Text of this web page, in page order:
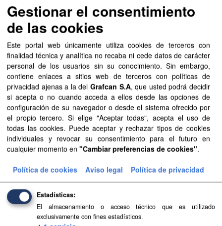
Planeamiento de Espacios Naturales de Tenerife
Planeamiento sistematizado de Espacios Naturales de la
isla de Tenerife. Esta información es producida y
mantenida por el Gobierno de Canarias y ha contado con
la financiación...
SIPU PDF HTML FIP
Planeamiento de Espacios Naturales de La Palma
Planeamiento sistematizado de Espacios Naturales de la
isla de La Palma. Esta información es producida y
mantenida por el Gobierno de Canarias y ha contado con
Planeamiento de Espacios Naturales de
Lanzarote
Gestionar el consentimiento
de las cookies
Este portal web únicamente utiliza cookies de terceros con
finalidad técnica y analítica no recaba ni cede datos de carácter
personal de los usuarios sin su conocimiento. Sin embargo,
contiene enlaces a sitios web de terceros con políticas de
privacidad ajenas a la del Grafcan S.A, que usted podrá decidir
si acepta o no cuando acceda a ellos desde las opciones de
configuración de su navegador o desde el sistema ofrecido por
el propio tercero. Si elige "Aceptar todas", acepta el uso de
todas las cookies. Puede aceptar y rechazar tipos de cookies
individuales y revocar su consentimiento para el futuro en
cualquier momento en "Cambiar preferencias de cookies".
Política de cookies Aviso legal Política de privacidad
Estadísticas
El almacenamiento o acceso técnico que es utilizado
exclusivamente con fines estadísticos.